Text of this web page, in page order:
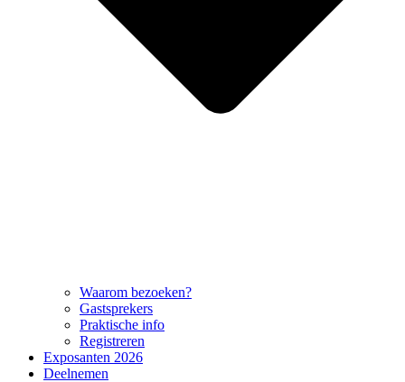
Waarom bezoeken?
Gastsprekers
Praktische info
Registreren
Exposanten 2026
Deelnemen